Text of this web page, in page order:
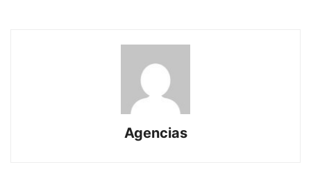
Agencias